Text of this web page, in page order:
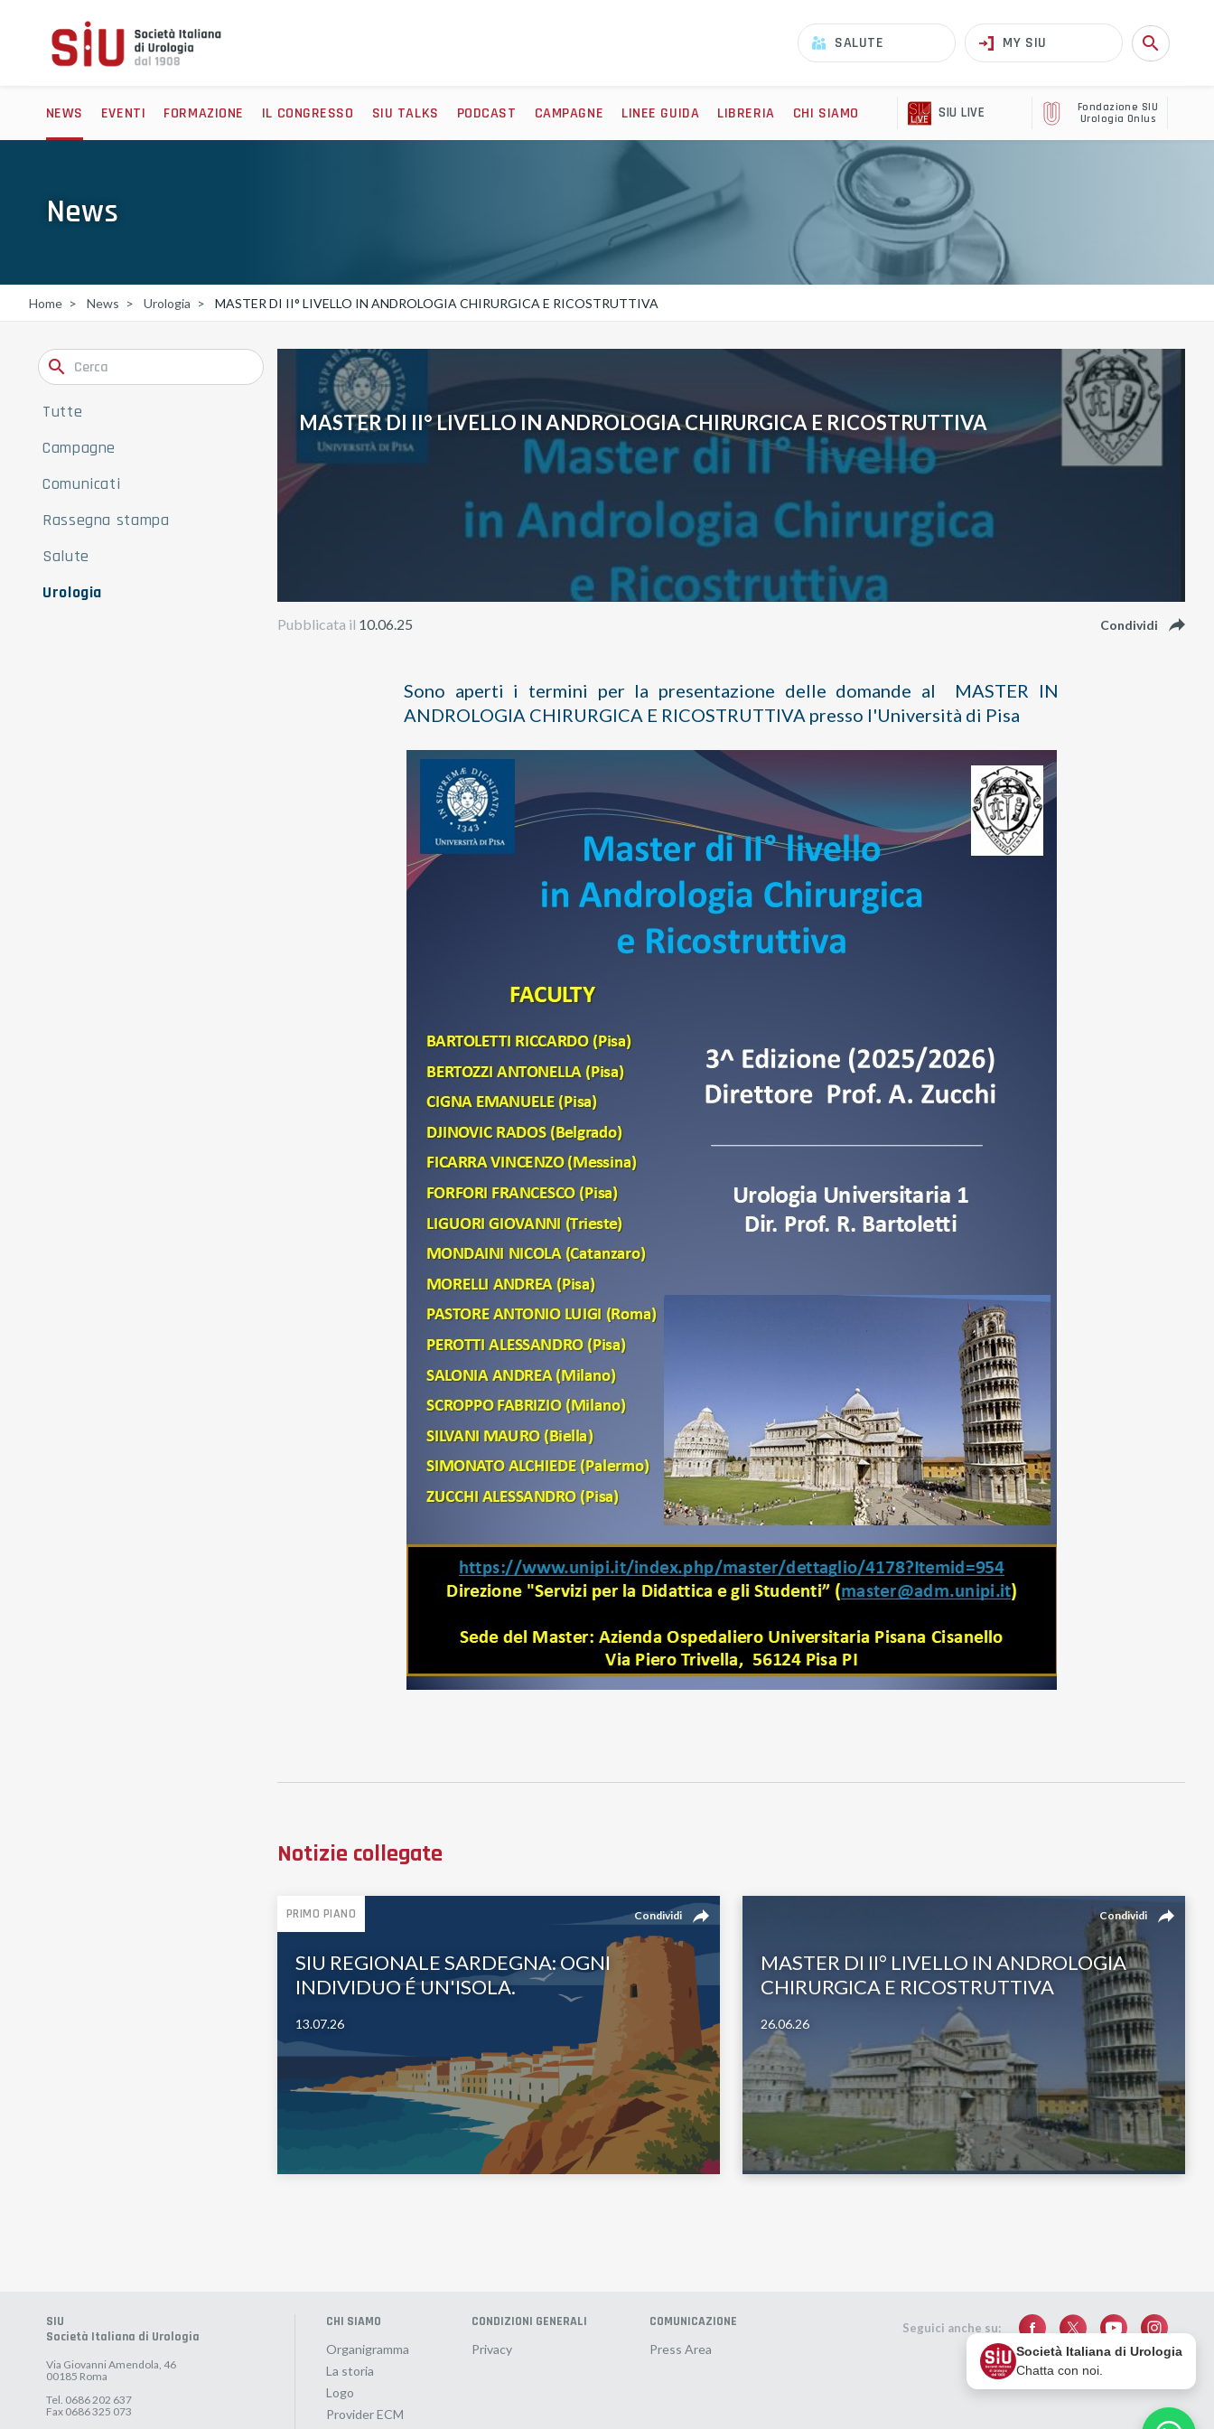
SALUTE MY SIU search
NEWS EVENTI FORMAZIONE IL CONGRESSO SIU TALKS PODCAST CAMPAGNE LINEE GUIDA LIBRERIA CHI SIAMO SIU LIVE
Fondazione SIU
Urologia Onlus
News
Home News Urologia MASTER DI II° LIVELLO IN ANDROLOGIA CHIRURGICA E RICOSTRUTTIVA
search
Tutte
Campagne
Comunicati
Rassegna stampa
Salute
Urologia
MASTER DI II° LIVELLO IN ANDROLOGIA CHIRURGICA E RICOSTRUTTIVA
Pubblicata il 10.06.25 Condividi reply
Sono aperti i termini per la presentazione delle domande al MASTER IN
ANDROLOGIA CHIRURGICA E RICOSTRUTTIVA presso l'Università di Pisa
Notizie collegate
SIU REGIONALE SARDEGNA: OGNI
INDIVIDUO É UN'ISOLA.
13.07.26
PRIMO PIANO Condividi reply
MASTER DI II° LIVELLO IN ANDROLOGIA
CHIRURGICA E RICOSTRUTTIVA
26.06.26
Condividi reply
SIU
Società Italiana di Urologia
Via Giovanni Amendola, 46
00185 Roma
Tel. 0686 202 637
Fax 0686 325 073
CHI SIAMO
Organigramma
La storia
Logo
Provider ECM
CONDIZIONI GENERALI
Privacy
COMUNICAZIONE
Press Area
Seguici anche su:
Società Italiana di Urologia
Chatta con noi.